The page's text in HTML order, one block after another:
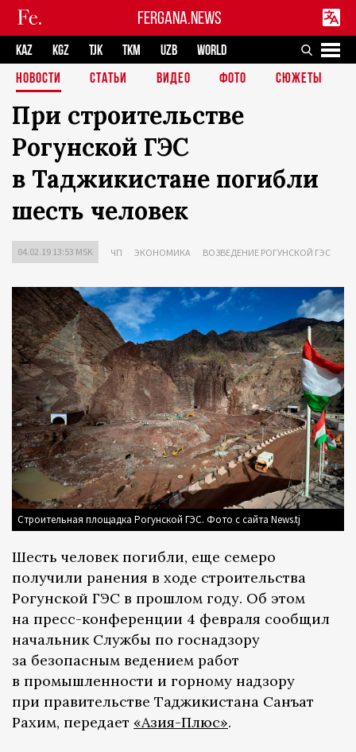
FERGANA.NEWS
KAZ KGZ TJK TKM UZB
WORLD
НОВОСТИ
СТАТЬИ ВИДЕО ФОТО СЮЖЕТЫ
При строительстве
Рогунской ГЭС
в Таджикистане погибли
шесть человек
04.02.19 13:53 MSK ЧП ЭКОНОМИКА ВОЗВЕДЕНИЕ РОГУНСКОЙ ГЭС
Строительная площадка Рогунской ГЭС. Фото с сайта News.tj
Шесть человек погибли, еще семеро
получили ранения в ходе строительства
Рогунской ГЭС в прошлом году. Об этом
на пресс-конференции 4 февраля сообщил
начальник Службы по госнадзору
за безопасным ведением работ
в промышленности и горному надзору
при правительстве Таджикистана Санъат
Рахим, передает «Азия-Плюс».